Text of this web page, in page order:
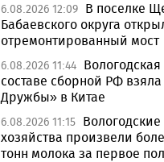
6.08.2026 12:09 В поселке
Бабаевского округа
отремонтированный мост
6.08.2026 11:44
составе сборной РФ
Дружбы» в Китае
6.08.2026 11:15
хозяйства произвели
тонн молока за первое